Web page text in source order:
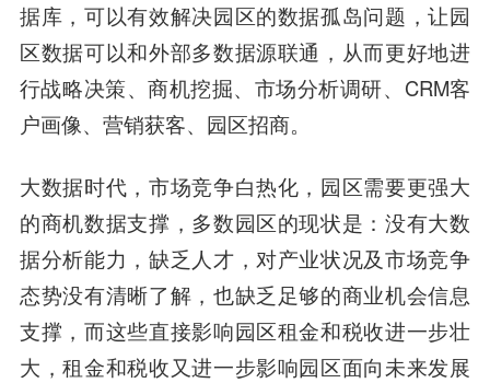
据库，可以有效解决园区的数据孤岛问题，让园
区数据可以和外部多数据源联通，从而更好地进
行战略决策、商机挖掘、市场分析调研、CRM客
户画像、营销获客、园区招商。
大数据时代，市场竞争白热化，园区需要更强大
的商机数据支撑，多数园区的现状是：没有大数
据分析能力，缺乏人才，对产业状况及市场竞争
态势没有清晰了解，也缺乏足够的商业机会信息
支撑，而这些直接影响园区租金和税收进一步壮
大，租金和税收又进一步影响园区面向未来发展